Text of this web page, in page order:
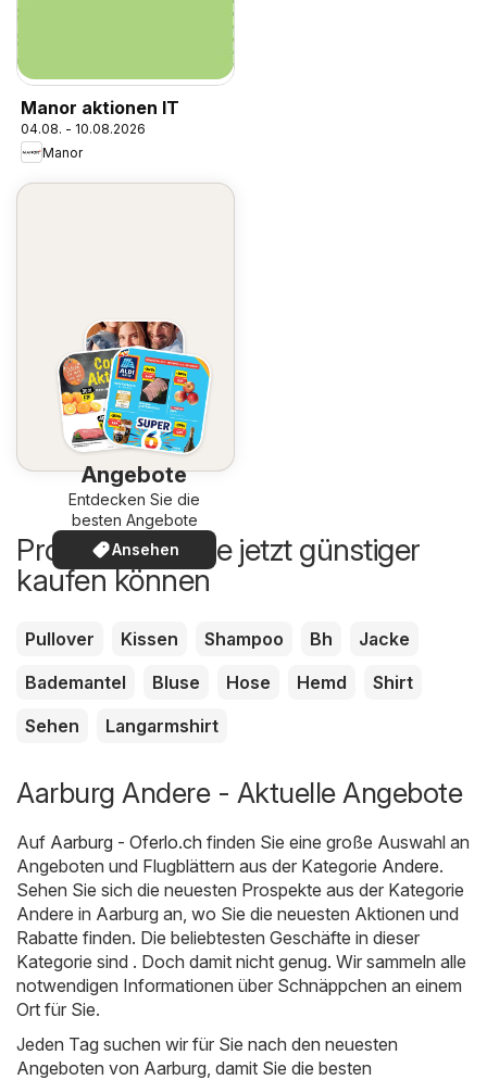
Manor aktionen IT
04.08. - 10.08.2026
Manor
Angebote
Entdecken Sie die
besten Angebote
Ansehen
Produkte, die Sie jetzt günstiger
kaufen können
Pullover Kissen Shampoo Bh
Jacke
Bademantel
Bluse Hose Hemd
Shirt
Sehen
Langarmshirt
Aarburg Andere - Aktuelle Angebote
Auf Aarburg - Oferlo.ch finden Sie eine große Auswahl an
Angeboten und Flugblättern aus der Kategorie Andere.
Sehen Sie sich die neuesten Prospekte aus der Kategorie
Andere in Aarburg an, wo Sie die neuesten Aktionen und
Rabatte finden. Die beliebtesten Geschäfte in dieser
Kategorie sind . Doch damit nicht genug. Wir sammeln alle
notwendigen Informationen über Schnäppchen an einem
Ort für Sie.
Jeden Tag suchen wir für Sie nach den neuesten
Angeboten von Aarburg, damit Sie die besten